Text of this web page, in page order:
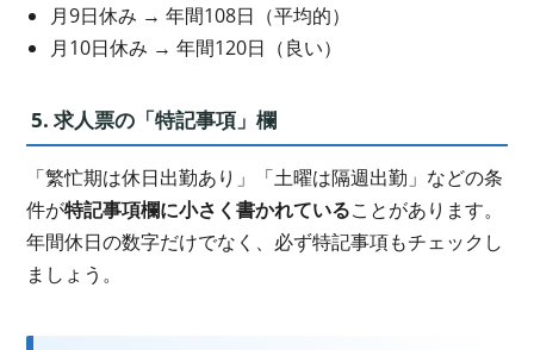
月9日休み → 年間108日（平均的）
月10日休み → 年間120日（良い）
5. 求人票の「特記事項」欄
「繁忙期は休日出勤あり」「土曜は隔週出勤」などの条
件が特記事項欄に小さく書かれていることがあります。
年間休日の数字だけでなく、必ず特記事項もチェックし
ましょう。